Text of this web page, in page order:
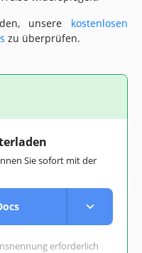
unsere kostenlosen
zu überprüfen.
Sie sofort mit der
erforderlich